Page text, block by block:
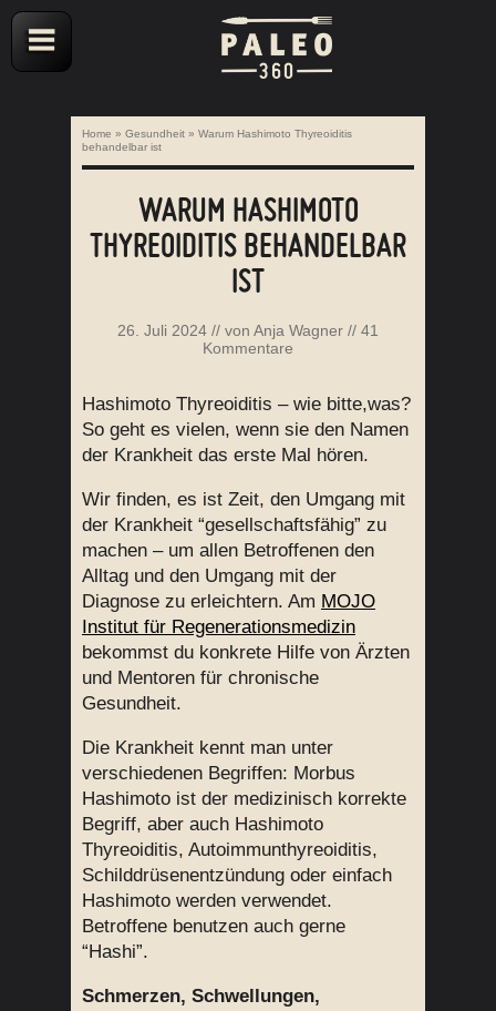
Home » Gesundheit » Warum Hashimoto Thyreoiditis
behandelbar ist
WARUM HASHIMOTO
THYREOIDITIS BEHANDELBAR
IST
26. Juli 2024 // von Anja Wagner // 41
Kommentare
Hashimoto Thyreoiditis – wie bitte,was?
So geht es vielen, wenn sie den Namen
der Krankheit das erste Mal hören.
Wir finden, es ist Zeit, den Umgang mit
der Krankheit “gesellschaftsfähig” zu
machen – um allen Betroffenen den
Alltag und den Umgang mit der
Diagnose zu erleichtern. Am MOJO
Institut für Regenerationsmedizin
bekommst du konkrete Hilfe von Ärzten
und Mentoren für chronische
Gesundheit.
Die Krankheit kennt man unter
verschiedenen Begriffen: Morbus
Hashimoto ist der medizinisch korrekte
Begriff, aber auch Hashimoto
Thyreoiditis, Autoimmunthyreoiditis,
Schilddrüsenentzündung oder einfach
Hashimoto werden verwendet.
Betroffene benutzen auch gerne
“Hashi”.
Schmerzen, Schwellungen,